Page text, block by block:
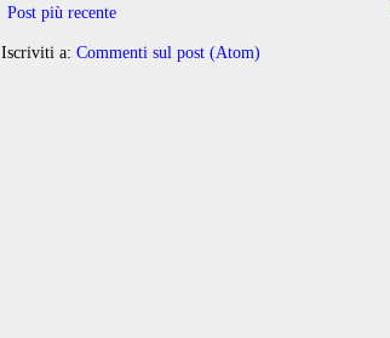
Post più recente
Iscriviti a: Commenti sul post (Atom)